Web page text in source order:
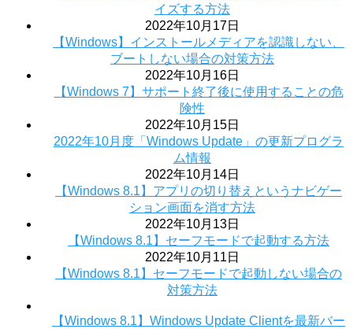
イズする方法
2022年10月17日
【Windows】インストールメディアを認識しない、
ブートしない場合の対策方法
2022年10月16日
【Windows 7】サポート終了後に使用することの危
険性
2022年10月15日
2022年10月度「Windows Update」の更新プログラ
ム情報
2022年10月14日
【Windows 8.1】アプリの切り替えというナビゲー
ション画面を消す方法
2022年10月13日
【Windows 8.1】セーフモードで起動する方法
2022年10月11日
【Windows 8.1】セーフモードで起動しない場合の
対策方法
【Windows 8.1】Windows Update Clientを最新バー